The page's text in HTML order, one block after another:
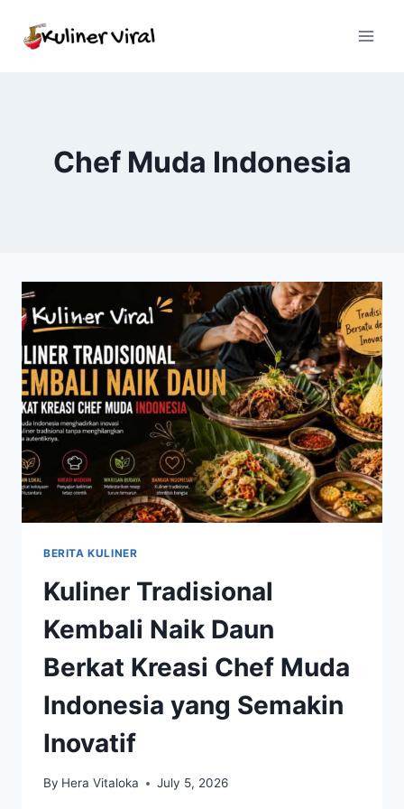
Chef Muda Indonesia
BERITA KULINER
Kuliner Tradisional
Kembali Naik Daun
Berkat Kreasi Chef Muda
Indonesia yang Semakin
Inovatif
By Hera Vitaloka July 5, 2026